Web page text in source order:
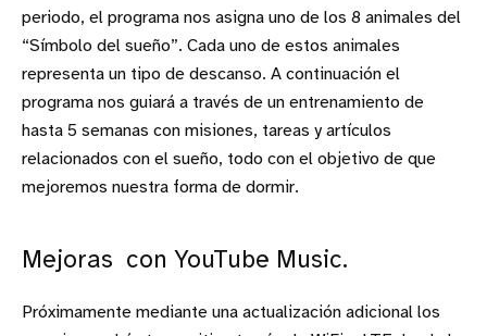
periodo, el programa nos asigna uno de los 8 animales del
“Símbolo del sueño”. Cada uno de estos animales
representa un tipo de descanso. A continuación el
programa nos guiará a través de un entrenamiento de
hasta 5 semanas con misiones, tareas y artículos
relacionados con el sueño, todo con el objetivo de que
mejoremos nuestra forma de dormir.
Mejoras con YouTube Music.
Próximamente mediante una actualización adicional los